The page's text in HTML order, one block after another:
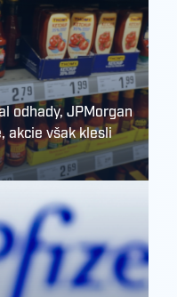
odhady, JPMorgan
akcie však klesli